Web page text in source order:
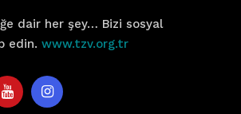
dair her şey… Bizi sosyal
edin. www.tzv.org.tr